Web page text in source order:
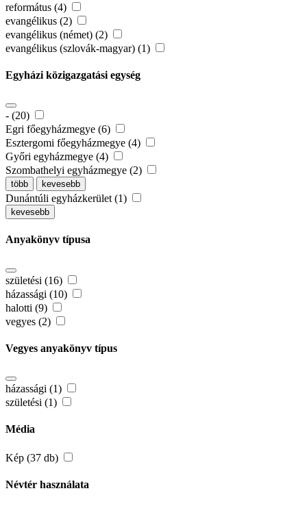
református (4)
evangélikus (2)
evangélikus (német) (2)
evangélikus (szlovák-magyar) (1)
Egyházi közigazgatási egység
- (20)
Egri főegyházmegye (6)
Esztergomi főegyházmegye (4)
Győri egyházmegye (4)
Szombathelyi egyházmegye (2)
több kevesebb
Dunántúli egyházkerület (1)
kevesebb
Anyakönyv típusa
születési (16)
házassági (10)
halotti (9)
vegyes (2)
Vegyes anyakönyv típus
házassági (1)
születési (1)
Média
Kép (37 db)
Névtér használata